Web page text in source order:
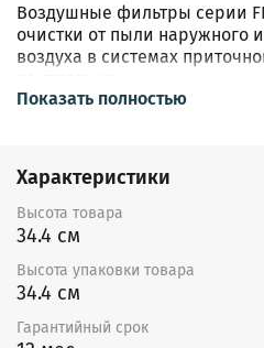
Воздушные фильтры cерии
очистки от пыли наружного
воздуха в системах
агрессивных газов и паров.
перемещаемого воздуха от
Корпус изготовлен из
стали.Фильтрующие вставки
сеткой из оцинкованной
FBRr-K можно
Показать полностью
Характеристики
Высота товара
34.4 см
Высота упаковки товара
34.4 см
Гарантийный срок